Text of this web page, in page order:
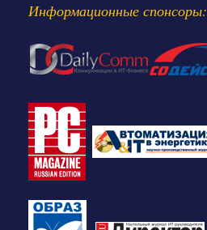
Информационные спонсоры: